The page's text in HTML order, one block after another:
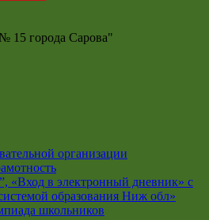
15 города Сарова"
организации
в электронный дневник» с
образования Ниж обл»
школьников